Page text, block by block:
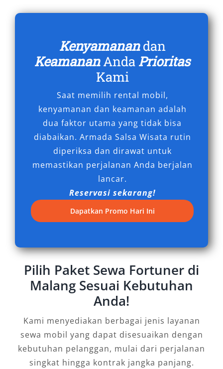
kendaraan, Fortuner warna hitam dan putih
dan premium. Armada yang disediakan juga
merupakan unit-unit terbaru yang terawat
baik, menjamin performa optimal dan tampilan
Sewa Mobil Fortuner Malang,
Solusi Ideal untuk Semua
Kebutuhan
Permintaan akan sewa mobil Fortuner Malang
terus meningkat seiring berkembangnya
kebutuhan mobilitas yang mengedepankan
kenyamanan, kekuatan, dan kesan prestisius.
Baik untuk perjalanan harian 24 jam, bulanan,
kota, Fortuner selalu jadi solusi ideal. Apalagi
dengan harga yang murah dan bersaing, serta
dukungan layanan rental Fortuner Malang
terdekat, pelanggan bisa mendapatkan
pengalaman berkendara terbaik tanpa repot.
Pilih Rental Mobil Fortuner
Malang Terpercaya
Kenyamanandan
KeamananAnda Prioritas
Kami
Saat memilih rental mobil,
kenyamanan dan keamanan adalah
dua faktor utama yang tidak bisa
diabaikan. Armada Salsa Wisata rutin
diperiksa dan dirawat untuk
memastikan perjalanan Anda berjalan
lancar.
Reservasi sekarang!
Dapatkan Promo Hari Ini
Pilih Paket Sewa Fortuner di
Malang Sesuai Kebutuhan
Anda!
Kami menyediakan berbagai jenis layanan
sewa mobil yang dapat disesuaikan dengan
kebutuhan pelanggan, mulai dari perjalanan
singkat hingga kontrak jangka panjang.